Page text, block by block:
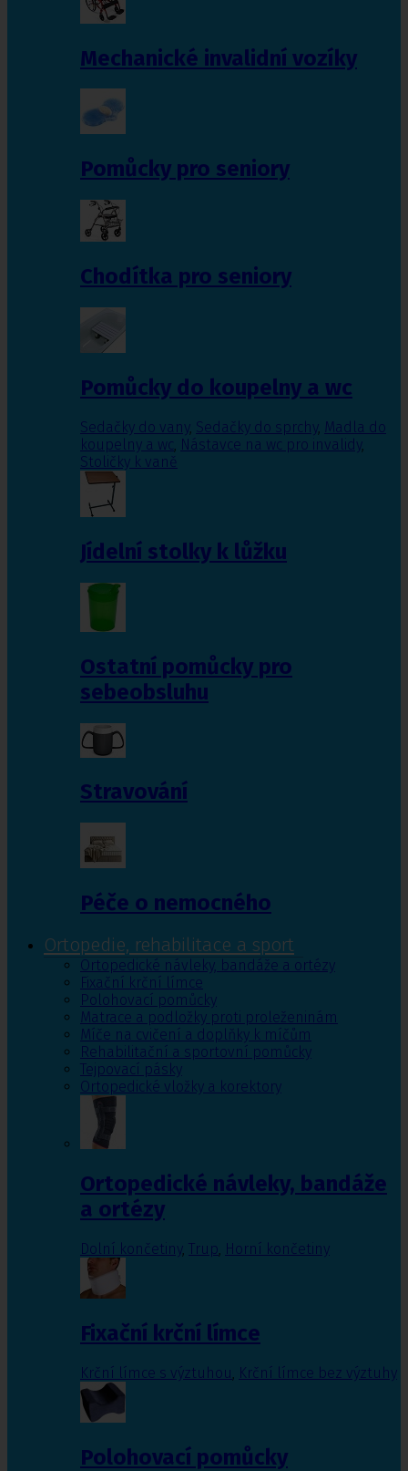
Mechanické invalidní vozíky
Pomůcky pro seniory
Chodítka pro seniory
Pomůcky do koupelny a wc
Sedačky do vany, Sedačky do sprchy, Madla do
koupelny a wc, Nástavce na wc pro invalidy,
Stoličky k vaně
Jídelní stolky k lůžku
Ostatní pomůcky pro
sebeobsluhu
Stravování
Péče o nemocného
Ortopedie, rehabilitace a sport
Ortopedické návleky, bandáže a ortézy
Fixační krční límce
Polohovací pomůcky
Matrace a podložky proti proleženinám
Míče na cvičení a doplňky k míčům
Rehabilitační a sportovní pomůcky
Tejpovací pásky
Ortopedické vložky a korektory
Ortopedické návleky, bandáže
a ortézy
Dolní končetiny, Trup, Horní končetiny
Fixační krční límce
Krční límce s výztuhou Krční límce bez výztuhy
Polohovací pomůcky